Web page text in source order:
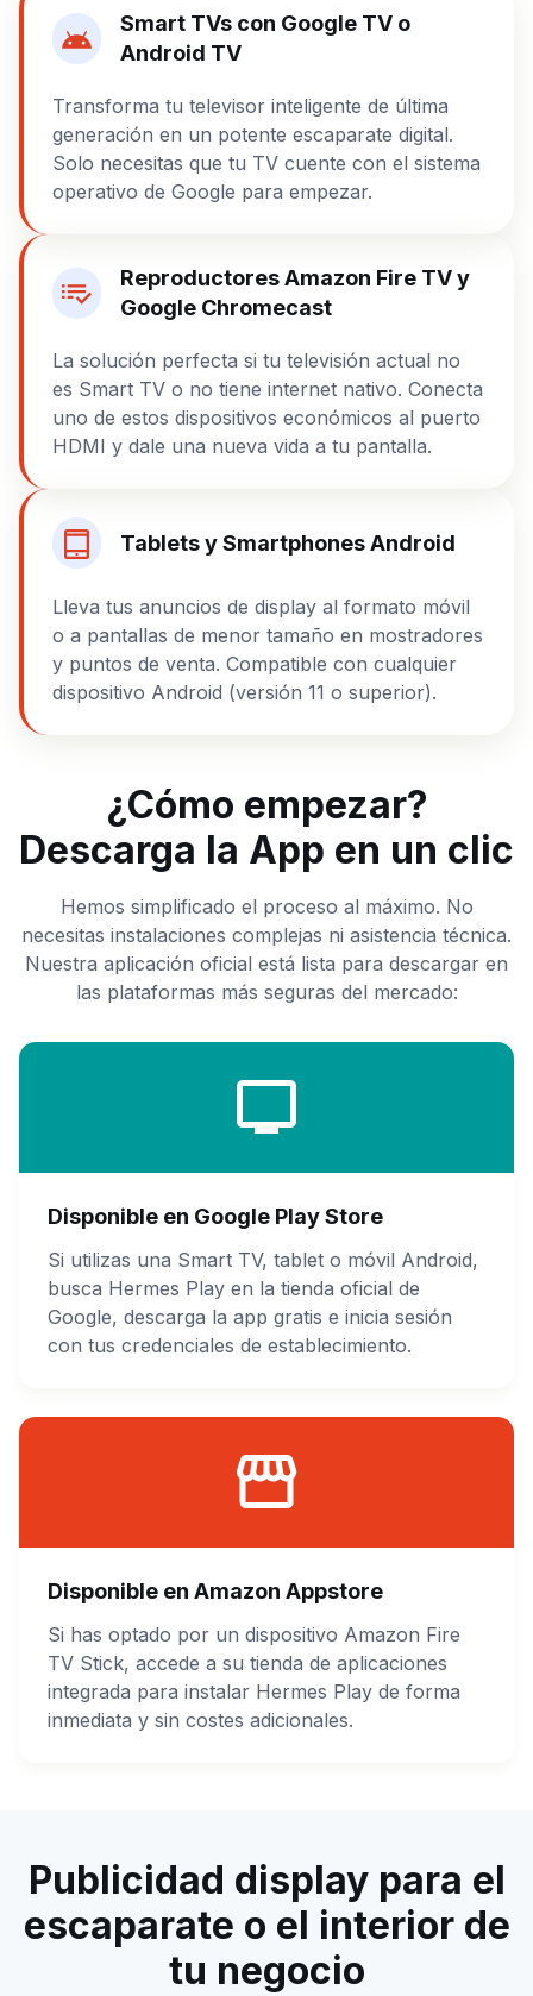
Smart TVs con Google TV o
Android TV
Transforma tu televisor inteligente de última
generación en un potente escaparate digital.
Solo necesitas que tu TV cuente con el sistema
operativo de Google para empezar.
Reproductores Amazon Fire TV y
Google Chromecast
La solución perfecta si tu televisión actual no
es Smart TV o no tiene internet nativo. Conecta
uno de estos dispositivos económicos al puerto
HDMI y dale una nueva vida a tu pantalla.
Tablets y Smartphones Android
Lleva tus anuncios de display al formato móvil
o a pantallas de menor tamaño en mostradores
y puntos de venta. Compatible con cualquier
dispositivo Android (versión 11 o superior).
¿Cómo empezar?
Descarga la App en un clic
Hemos simplificado el proceso al máximo. No
necesitas instalaciones complejas ni asistencia técnica.
Nuestra aplicación oficial está lista para descargar en
las plataformas más seguras del mercado:
Disponible en Google Play Store
Si utilizas una Smart TV, tablet o móvil Android,
busca Hermes Play en la tienda oficial de
Google, descarga la app gratis e inicia sesión
con tus credenciales de establecimiento.
Disponible en Amazon Appstore
Si has optado por un dispositivo Amazon Fire
TV Stick, accede a su tienda de aplicaciones
integrada para instalar Hermes Play de forma
inmediata y sin costes adicionales.
Publicidad display para el
escaparate o el interior de
tu negocio